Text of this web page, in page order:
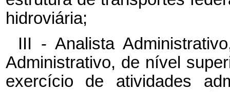
hidroviária;
III - Analista
Administrativo, de nível
exercício de atividades